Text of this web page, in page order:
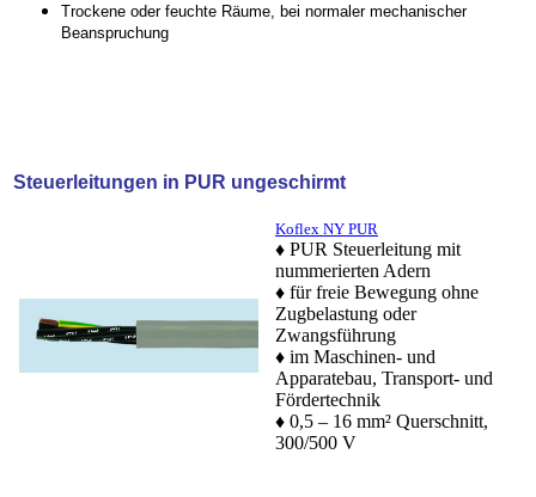
Trockene oder feuchte Räume, bei normaler mechanischer
Beanspruchung
Steuerleitungen in PUR ungeschirmt
Koflex NY PUR
♦ PUR Steuerleitung mit
nummerierten Adern
♦ für freie Bewegung ohne
Zugbelastung oder
Zwangsführung
♦ im Maschinen- und
Apparatebau, Transport- und
Fördertechnik
♦ 0,5 – 16 mm² Querschnitt,
300/500 V